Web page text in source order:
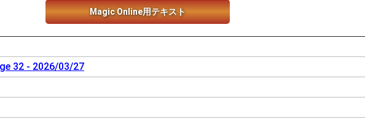
Magic Online用テキスト
32 - 2026/03/27